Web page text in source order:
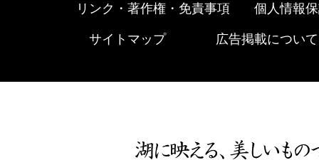
リンク・著作権・免責事項 個人情報
サイトマップ 広告掲載について